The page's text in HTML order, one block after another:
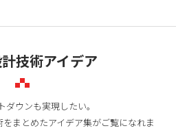
技術アイデア
ウンも実現したい。
まとめたアイデア集がご覧になれま